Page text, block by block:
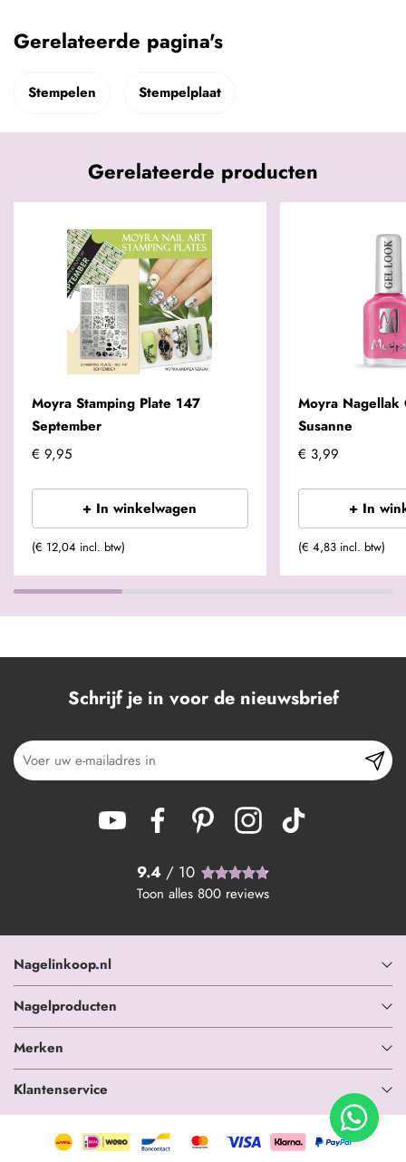
+ + In winkelwagen
Gerelateerde pagina's
Stempelen Stempelplaat
Gerelateerde producten
Moyra Stamping Plate 147
September
€ 9,95
+ In winkelwagen
(€ 12,04 incl. btw)
Moyra Nagellak
Susanne
€ 3,99
+ In
(€ 4,83 incl. btw)
Schrijf je in voor de nieuwsbrief
9.4 / 10
Toon alles 800 reviews
Nagelinkoop.nl
Nagelproducten
Merken
Klantenservice